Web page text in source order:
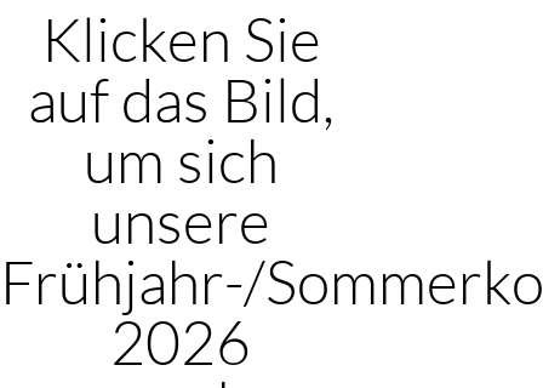
Klicken Sie
auf das Bild,
um sich
unsere
Frühjahr-/
2026